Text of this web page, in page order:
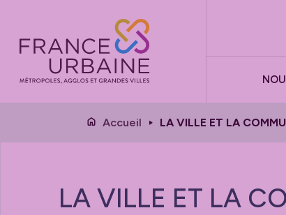
Accueil LA VILLE ET LA
LA VILLE ET LA